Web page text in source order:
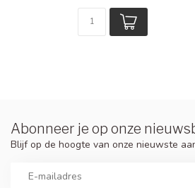
Abonneer je op onze
Blijf op de hoogte van onze nieuwste